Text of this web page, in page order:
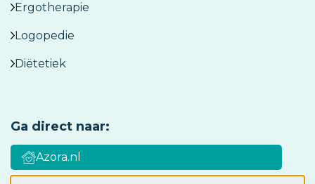
Ergotherapie
Logopedie
Diëtetiek
Ga direct naar:
Azora.nl